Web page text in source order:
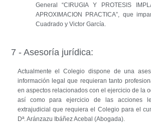
General “CIRUGIA Y PROTESIS
APROXIMACION PRACTICA”, que
Cuadrado y Victor García.
7 - Asesoría jurídica:
Actualmente el Colegio dispone de una
información legal que requieran tanto
en aspectos relacionados con el ejercicio de la
así como para ejercicio de las acciones
extrajudicial que requiera el Colegio para el
Dª. Aránzazu Ibáñez Acebal (Abogada).